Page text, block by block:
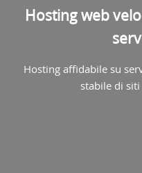
Hosting web
Hosting affidabile su
stabile di